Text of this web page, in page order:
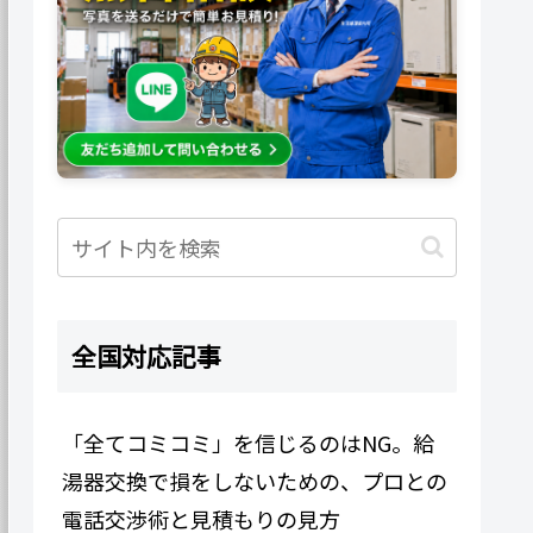
全国対応記事
「全てコミコミ」を信じるのはNG。給
湯器交換で損をしないための、プロとの
電話交渉術と見積もりの見方